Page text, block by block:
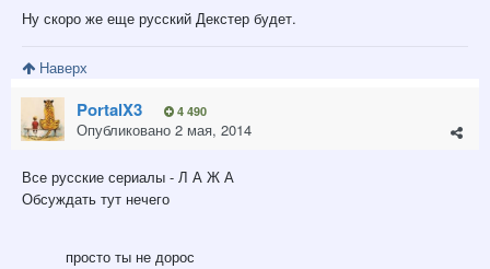
Ну скоро же еще русский Декстер будет.
Наверх
PortalX3 4 490
Опубликовано 2 мая, 2014
Все русские сериалы - Л А Ж А
Обсуждать тут нечего
просто ты не дорос